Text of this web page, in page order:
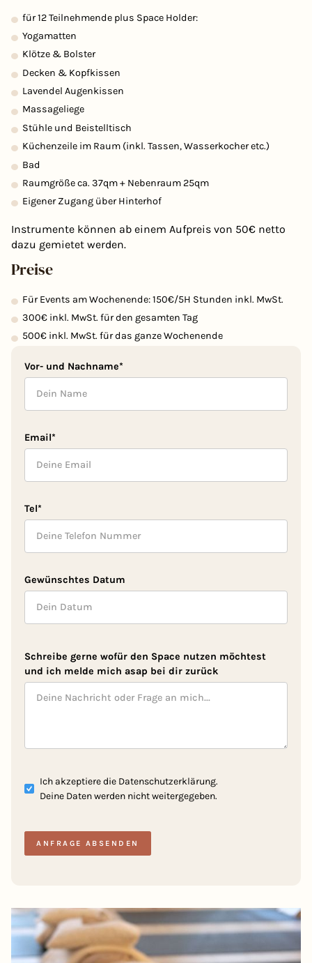
für 12 Teilnehmende plus Space Holder:
Yogamatten
Klötze & Bolster
Decken & Kopfkissen
Lavendel Augenkissen
Massageliege
Stühle und Beistelltisch
Küchenzeile im Raum (inkl. Tassen, Wasserkocher etc.)
Bad
Raumgröße ca. 37qm + Nebenraum 25qm
Eigener Zugang über Hinterhof
Instrumente können ab einem Aufpreis von 50€ netto
dazu gemietet werden.
Preise
Für Events am Wochenende: 150€/5H Stunden inkl. MwSt.
300€ inkl. MwSt. für den gesamten Tag
500€ inkl. MwSt. für das ganze Wochenende
Vor- und Nachname*
Email*
Tel*
Gewünschtes Datum
Schreibe gerne wofür den Space nutzen möchtest
und ich melde mich asap bei dir zurück
Ich akzeptiere die Datenschutzerklärung.
Deine Daten werden nicht weitergegeben.